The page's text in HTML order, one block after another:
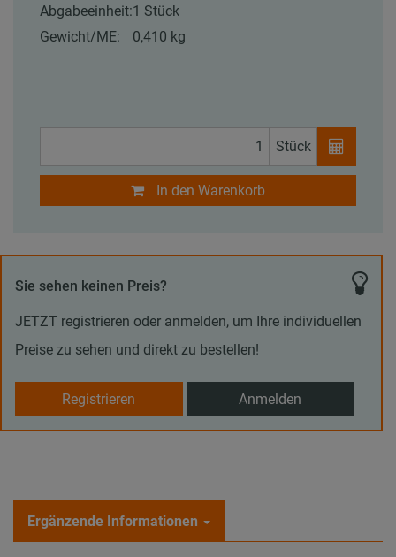
Abgabeeinheit:1 Stück
Gewicht/ME:
0,410 kg
Stück
In den Warenkorb
Sie sehen keinen Preis?
JETZT registrieren oder anmelden, um Ihre individuellen
Preise zu sehen und direkt zu bestellen!
Registrieren Anmelden
Ergänzende Informationen